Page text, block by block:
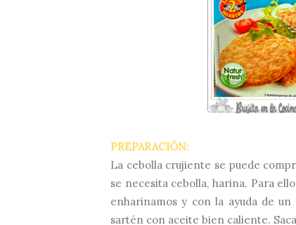
PREPARACIÓN:
La cebolla crujiente se puede
se necesita cebolla, harina. Para
enharinamos y con la ayuda de
sartén con aceite bien caliente.